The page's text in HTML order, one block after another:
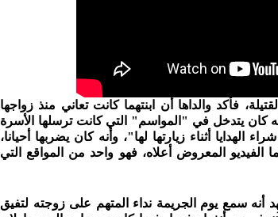
فأكد والداها أن ابنتهما كانت تعاني منذ زواجها
كان يتدخل في "المواسم" التي كانت ترسلها الأسرة
الهدايا أثناء زيارتها لها"، وأنه كان يضربها أحيانا،
الفيديو المعروض أعلاه، فهو واحد من المواقع التي
أنه سمع يوم الجريمة نداء المتهم على زوجته لتفيق